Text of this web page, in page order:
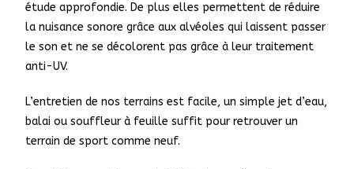
étude approfondie. De plus elles permettent de réduire
la nuisance sonore grâce aux alvéoles qui laissent passer
le son et ne se décolorent pas grâce à leur traitement
anti-UV.
L’entretien de nos terrains est facile, un simple jet d’eau,
balai ou souffleur à feuille suffit pour retrouver un
terrain de sport comme neuf.